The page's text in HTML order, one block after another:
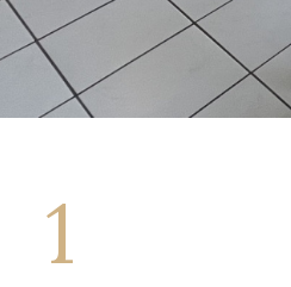
1